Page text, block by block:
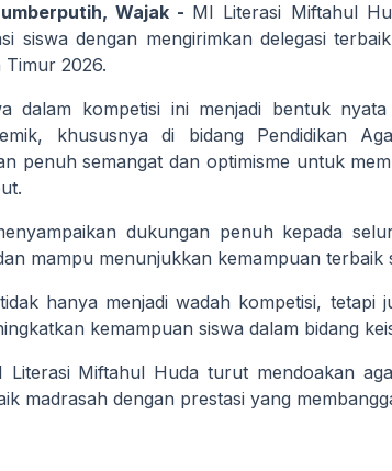
Wajak - MI Literasi Miftahul
siswa dengan mengirimkan delegasi
Timur 2026.
dalam kompetisi ini menjadi bentuk
khususnya di bidang Pendidikan
penuh semangat dan optimisme untuk
dukungan penuh kepada
mampu menunjukkan kemampuan terbaik
hanya menjadi wadah kompetisi,
kemampuan siswa dalam bidang
Literasi Miftahul Huda turut mendoakan
madrasah dengan prestasi yang